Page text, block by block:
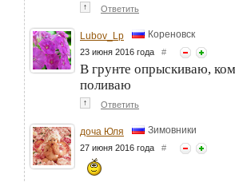
↑ Ответить
Lubov_Lp Кореновск
23 июня 2016 года #
В грунте опрыскиваю,
поливаю
↑ Ответить
доча Юля Зимовники
27 июня 2016 года #